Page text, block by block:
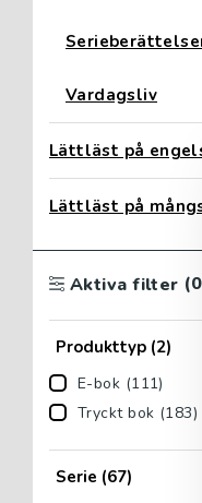
Vardagsliv
Lättläst på
Lättläst på
Aktiva filter
Produkttyp (2)
E-bok (111)
Tryckt bok (183)
Serie (67)